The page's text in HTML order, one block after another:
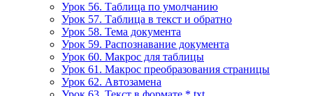
Урок 56. Таблица по умолчанию
Урок 57. Таблица в текст и обратно
Урок 58. Тема документа
Урок 59. Распознавание документа
Урок 60. Макрос для таблицы
Урок 61. Макрос преобразования страницы
Урок 62. Автозамена